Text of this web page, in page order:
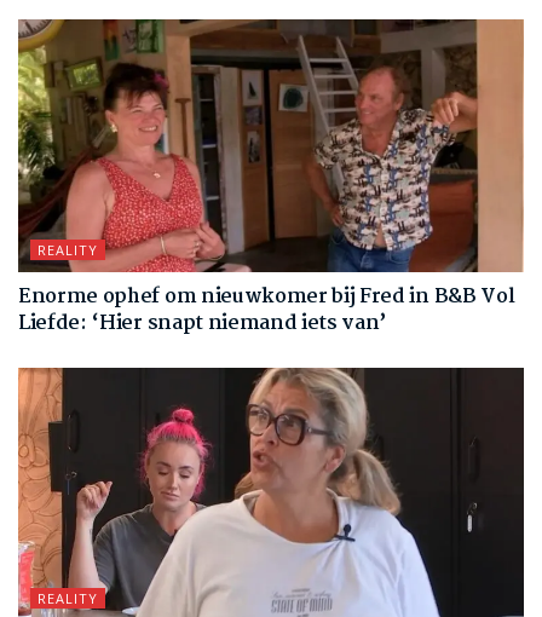
REALITY
Enorme ophef om nieuwkomer bij Fred in B&B Vol
Liefde: ‘Hier snapt niemand iets van’
REALITY